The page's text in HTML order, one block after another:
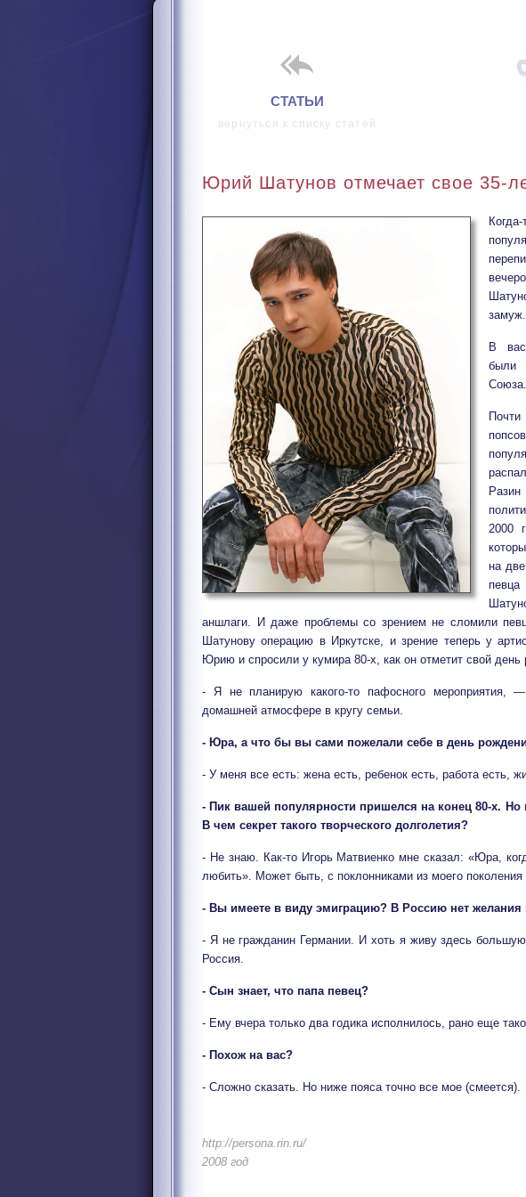
i
СТАТЬИ
вернуться к списку статей
Юрий Шатунов отмечает свое 35-
замуж.
В
были
2000
на
аншлаги. И даже проблемы со зрением не сломили
Шатунову операцию в Иркутске, и зрение теперь у
Юрию и спросили у кумира 80-х, как он отметит свой день
- Я не планирую какого-то пафосного мероприятия,
домашней атмосфере в кругу семьи.
- Юра, а что бы вы сами пожелали себе в день
- У меня все есть: жена есть, ребенок есть, работа есть,
- Пик вашей популярности пришелся на конец 80-х.
В чем секрет такого творческого долголетия?
- Не знаю. Как-то Игорь Матвиенко мне сказал: «Юра,
любить». Может быть, с поклонниками из моего поколения
- Вы имеете в виду эмиграцию? В Россию нет желания
- Я не гражданин Германии. И хоть я живу здесь
Россия.
- Сын знает, что папа певец?
- Ему вчера только два годика исполнилось, рано еще
- Похож на вас?
- Сложно сказать. Но ниже пояса точно все мое (смеется).
http://persona.rin.ru/
2008 год